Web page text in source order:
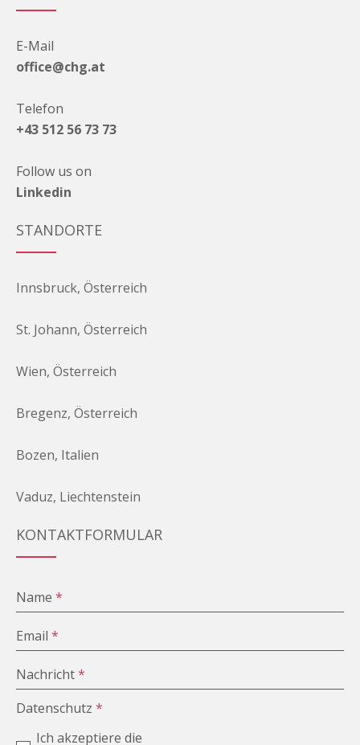
E-Mail
office@chg.at
Telefon
+43 512 56 73 73
Follow us on
Linkedin
STANDORTE
Innsbruck, Österreich
St. Johann, Österreich
Wien, Österreich
Bregenz, Österreich
Bozen, Italien
Vaduz, Liechtenstein
KONTAKTFORMULAR
Name*
Email*
Nachricht*
Datenschutz*
Ich akzeptiere die